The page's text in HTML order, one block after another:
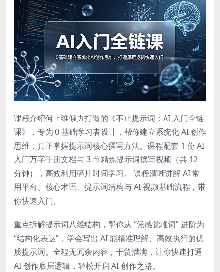
课程介绍何止维倾力打造的《不止提示词：AI 入门全链
课》，专为 0 基础学习者设计，帮你建立系统化 AI 创作
思维，真正掌握提示词核心撰写方法。课程配套 1 份 AI
入门万字手册文档与 3 节精炼提示词撰写视频（共 12
分钟），高效利用碎片时间学习。 课程清晰讲解 AI 常
用平台、核心术语、提示词结构与 AI 视频基础流程，带
你快速入门。
重点拆解提示词八维结构，帮你从 “凭感觉堆词” 进阶为
“结构化表达”，学会写出 AI 能精准理解、高效执行的优
质提示词。全程无冗余内容，干货满满，让你快速打通
AI 创作底层逻辑，轻松开启 AI 创作之路。